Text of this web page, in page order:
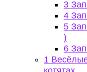
3
4
5
)
6
1